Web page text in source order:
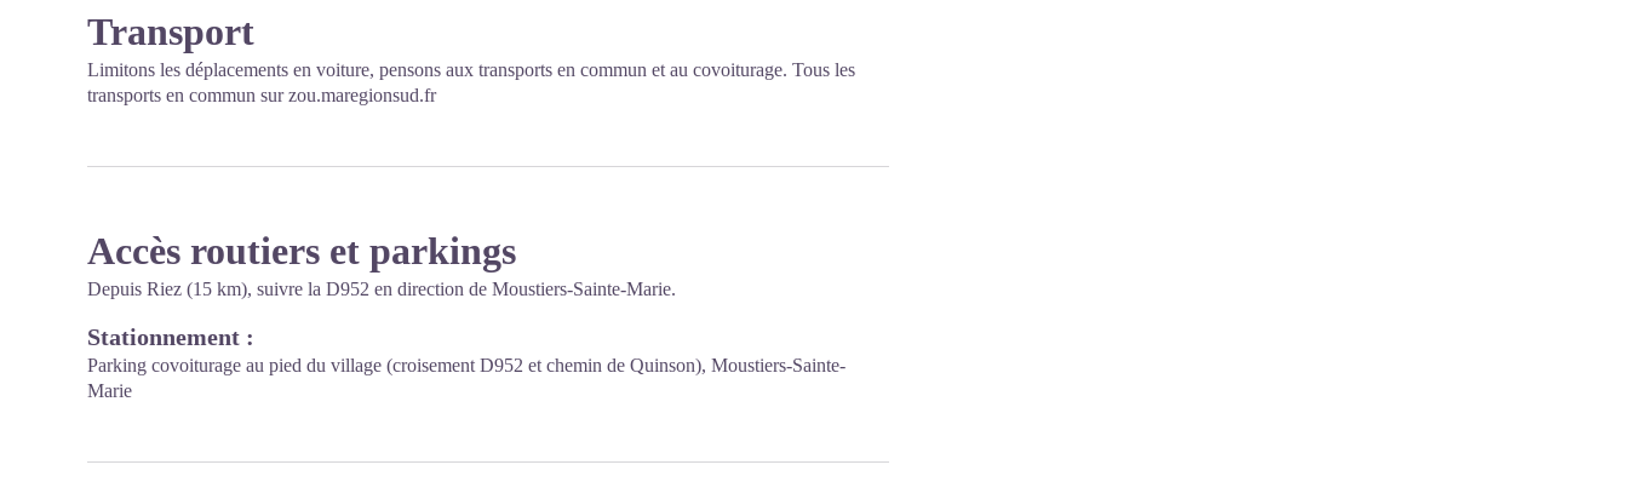
Transport
Limitons les déplacements en voiture, pensons aux transports en commun et au covoiturage. Tous les
transports en commun surzou.maregionsud.fr
Accès routiers et parkings
Depuis Riez (15 km), suivre la D952 en direction de Moustiers-Sainte-Marie.
Stationnement :
Parking covoiturage au pied du village (croisement D952 et chemin de Quinson), Moustiers-Sainte-
Marie